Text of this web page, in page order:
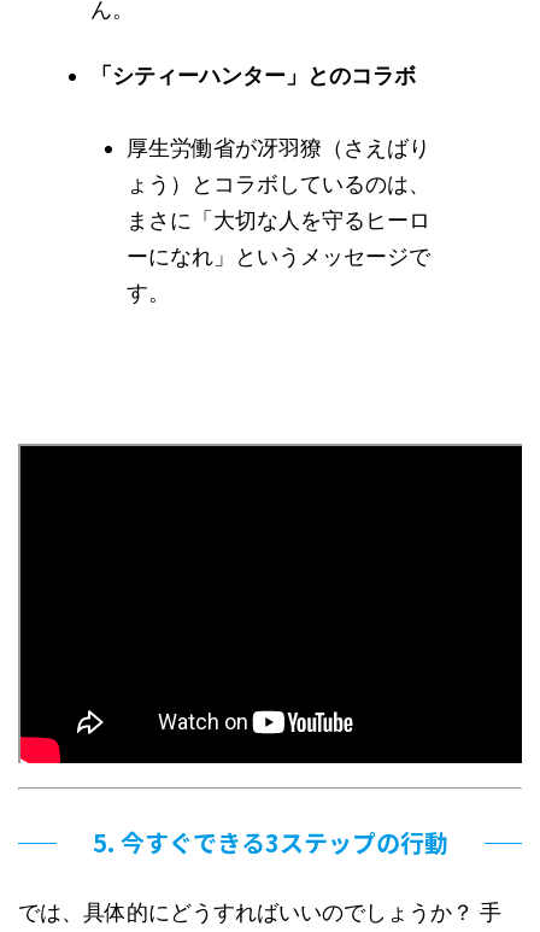
ん。
「シティーハンター」とのコラボ
厚生労働省が冴羽獠（さえばり
ょう）とコラボしているのは、
まさに「大切な人を守るヒーロ
ーになれ」というメッセージで
す。
5. 今すぐできる3ステップの行動
では、具体的にどうすればいいのでしょうか？ 手